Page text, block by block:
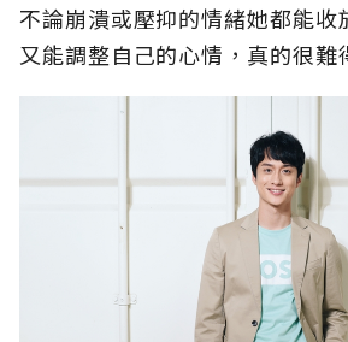
不論崩潰或壓抑的情緒她都能收
又能調整自己的心情，真的很難